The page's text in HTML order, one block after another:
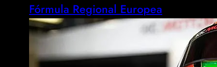
Fórmula Regional Europea